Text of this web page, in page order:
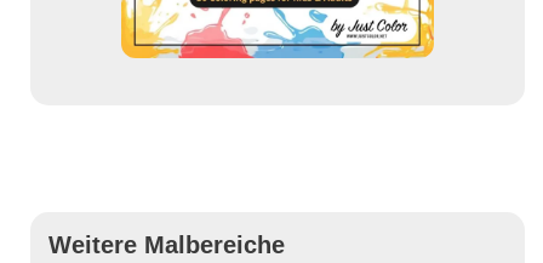
Weitere Malbereiche